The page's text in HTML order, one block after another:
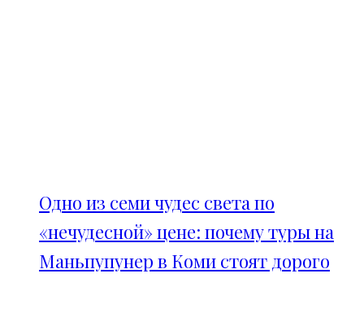
Одно из семи чудес света по
«нечудесной» цене: почему туры на
Маньпупунер в Коми стоят дорого